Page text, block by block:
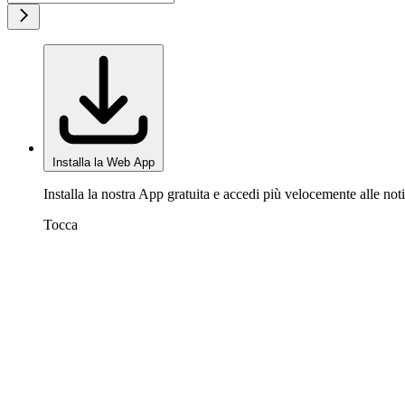
Installa la Web App
Installa la nostra App gratuita e accedi più velocemente alle
Tocca